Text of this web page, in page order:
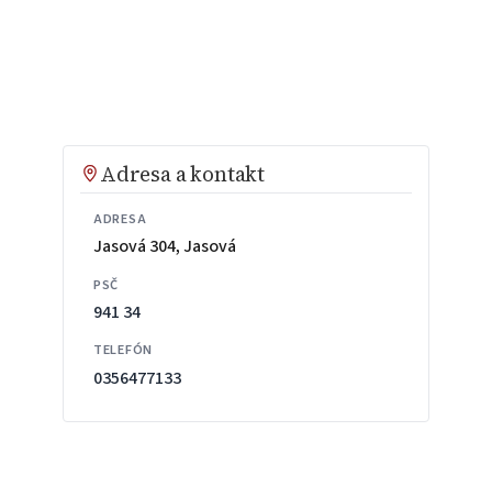
Adresa a kontakt
ADRESA
Jasová 304, Jasová
PSČ
941 34
TELEFÓN
0356477133